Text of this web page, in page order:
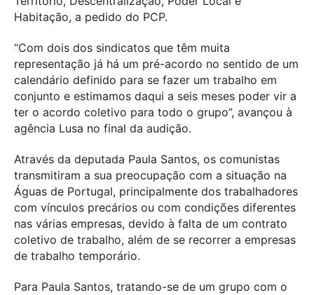
Habitação, a pedido do PCP.
“Com dois dos sindicatos que têm muita
representação já há um pré-acordo no sentido de um
calendário definido para se fazer um trabalho em
conjunto e estimamos daqui a seis meses poder vir a
ter o acordo coletivo para todo o grupo”, avançou à
agência Lusa no final da audição.
Através da deputada Paula Santos, os comunistas
transmitiram a sua preocupação com a situação na
Águas de Portugal, principalmente dos trabalhadores
com vínculos precários ou com condições diferentes
nas várias empresas, devido à falta de um contrato
coletivo de trabalho, além de se recorrer a empresas
de trabalho temporário.
Para Paula Santos, tratando-se de um grupo com o